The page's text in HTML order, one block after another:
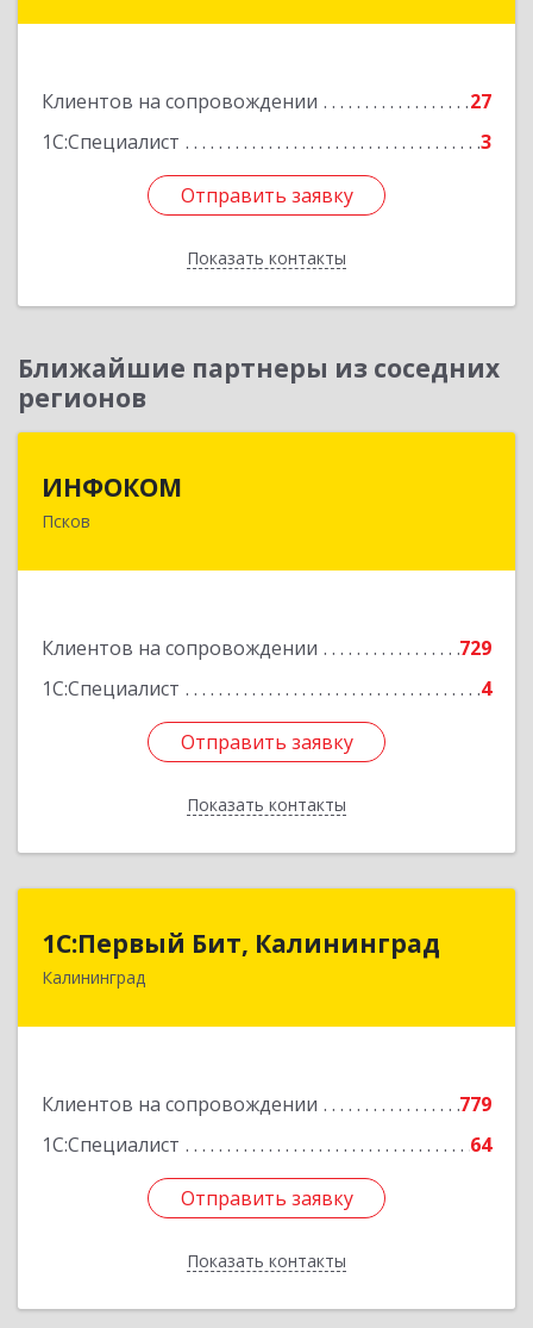
Клиентов на сопровождении
27
1С:Специалист
3
Отправить заявку
Показать контакты
Отправить заявку
Назад
Ближайшие партнеры из соседних
регионов
ИНФОКОМ
Псков
Клиентов на сопровождении
729
1С:Специалист
4
Отправить заявку
Показать контакты
180000, Псковская обл, Псков г, Советская ул,
Отправить заявку
Назад
1С:Первый Бит, Калининград
Калининград
Клиентов на сопровождении
779
1С:Специалист
64
Отправить заявку
Показать контакты
1С:Первый Бит, Калининград
236006, Калининградская обл, Калининград г,
Отправить заявку
Назад